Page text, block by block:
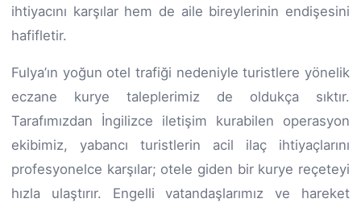
ihtiyacını karşılar hem de aile bireylerinin endişesini
hafifletir.
Fulya’ın yoğun otel trafiği nedeniyle turistlere yönelik
eczane kurye taleplerimiz de oldukça sıktır.
Tarafımızdan İngilizce iletişim kurabilen operasyon
ekibimiz, yabancı turistlerin acil ilaç ihtiyaçlarını
profesyonelce karşılar; otele giden bir kurye reçeteyi
hızla ulaştırır. Engelli vatandaşlarımız ve hareket